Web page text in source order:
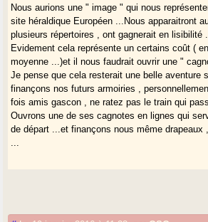
Nous aurions une " image " qui nous
site héraldique Européen ...Nous apparaitront
plusieurs répertoires , ont gagnerait en lisibilité ...
Evidement cela représente un certains coût (
moyenne ...)et il nous faudrait ouvrir une "
Je pense que cela resterait une belle aventure
finançons nos futurs armoiries ,
fois amis gascon , ne ratez pas le train qui
Ouvrons une de ses cagnotes en lignes qui
de départ ...et finançons nous même drapeaux